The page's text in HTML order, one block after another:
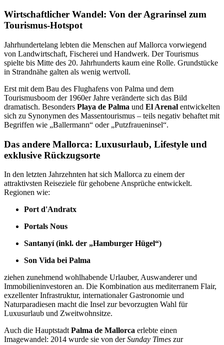
Wirtschaftlicher Wandel: Von der Agrarinsel zum
Tourismus-Hotspot
Jahrhundertelang lebten die Menschen auf Mallorca vorwiegend
von Landwirtschaft, Fischerei und Handwerk. Der Tourismus
spielte bis Mitte des 20. Jahrhunderts kaum eine Rolle. Grundstücke
in Strandnähe galten als wenig wertvoll.
Erst mit dem Bau des Flughafens von Palma und dem
Tourismusboom der 1960er Jahre veränderte sich das Bild
dramatisch. Besonders Playa de Palma und El Arenal entwickelten
sich zu Synonymen des Massentourismus – teils negativ behaftet mit
Begriffen wie „Ballermann“ oder „Putzfraueninsel“.
Das andere Mallorca: Luxusurlaub, Lifestyle und
exklusive Rückzugsorte
In den letzten Jahrzehnten hat sich Mallorca zu einem der
attraktivsten Reiseziele für gehobene Ansprüche entwickelt.
Regionen wie:
Port d'Andratx
Portals Nous
Santanyí (inkl. der „Hamburger Hügel“)
Son Vida bei Palma
ziehen zunehmend wohlhabende Urlauber, Auswanderer und
Immobilieninvestoren an. Die Kombination aus mediterranem Flair,
exzellenter Infrastruktur, internationaler Gastronomie und
Naturparadiesen macht die Insel zur bevorzugten Wahl für
Luxusurlaub und Zweitwohnsitze.
Auch die Hauptstadt Palma de Mallorca erlebte einen
Imagewandel: 2014 wurde sie von derSunday Times zur